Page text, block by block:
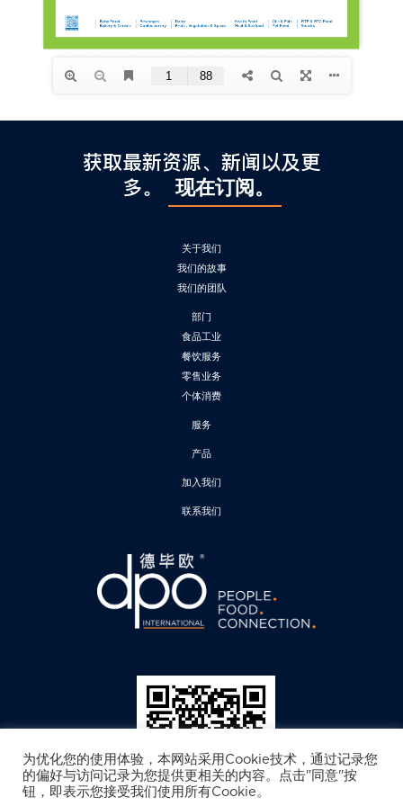
C
h
获取最新资源、新闻以及更
多。
现在订阅。
关于我们
我们的故事
我们的团队
部门
食品工业
餐饮服务
零售业务
个体消费
服务
产品
加入我们
联系我们
为优化您的使用体验，本网站采用Cookie技术，通过记录您
的偏好与访问记录为您提供更相关的内容。点击"同意"按
钮，即表示您接受我们使用所有Cookie。